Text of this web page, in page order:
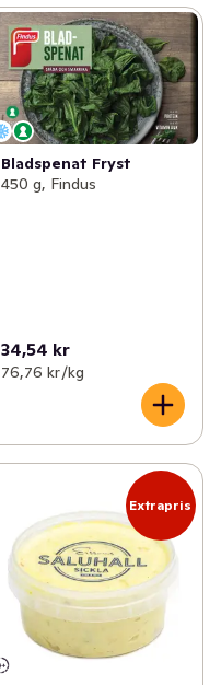
Bladspenat Fryst
450 g, Findus
34,54 kr
76,76 kr /kg
Extrapris